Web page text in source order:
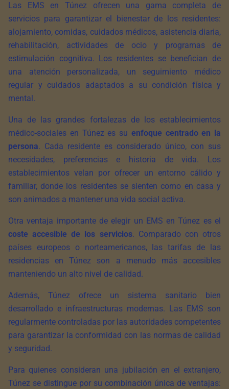
Las EMS en Túnez ofrecen una gama completa de
servicios para garantizar el bienestar de los residentes:
alojamiento, comidas, cuidados médicos, asistencia diaria,
rehabilitación, actividades de ocio y programas de
estimulación cognitiva. Los residentes se benefician de
una atención personalizada, un seguimiento médico
regular y cuidados adaptados a su condición física y
mental.
Una de las grandes fortalezas de los establecimientos
médico-sociales en Túnez es su enfoque centrado en la
persona. Cada residente es considerado único, con sus
necesidades, preferencias e historia de vida. Los
establecimientos velan por ofrecer un entorno cálido y
familiar, donde los residentes se sienten como en casa y
son animados a mantener una vida social activa.
Otra ventaja importante de elegir un EMS en Túnez es el
coste accesible de los servicios. Comparado con otros
países europeos o norteamericanos, las tarifas de las
residencias en Túnez son a menudo más accesibles
manteniendo un alto nivel de calidad.
Además, Túnez ofrece un sistema sanitario bien
desarrollado e infraestructuras modernas. Las EMS son
regularmente controladas por las autoridades competentes
para garantizar la conformidad con las normas de calidad
y seguridad.
Para quienes consideran una jubilación en el extranjero,
Túnez se distingue por su combinación única de ventajas: